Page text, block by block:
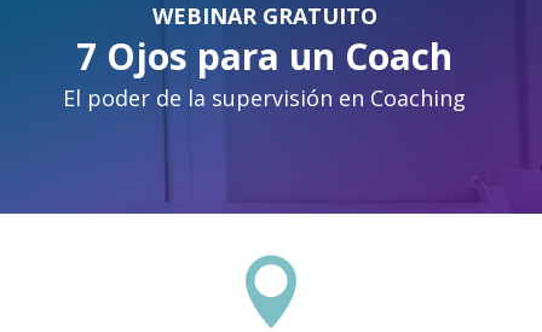
WEBINAR GRATUITO
7 Ojos para un Coach
El poder de la supervisión en Coaching
